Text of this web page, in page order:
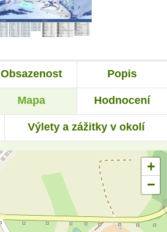
Obsazenost Popis
Mapa Hodnocení
Výlety a zážitky v okolí
+
−